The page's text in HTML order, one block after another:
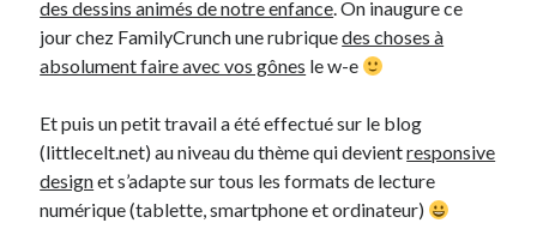
On parle de quoi ?
Bon plan du dimanche
Coup de coeur
Daddy
Engagé
des dessins animés de notre enfance. On inaugure ce
jour chez FamilyCrunch une rubriquedes choses à
absolument faire avec vos gônes le w-e
Et puis un petit travail a été effectué sur le blog
(littlecelt.net) au niveau du thème qui devientresponsive
designet s’adapte sur tous les formats de lecture
numérique (tablette, smartphone et ordinateur)